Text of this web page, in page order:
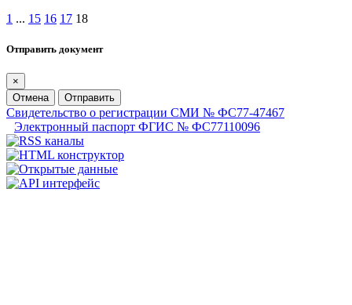
1 ... 15 16 17 18
Отправить документ
×
Отмена
Отправить
Свидетельство о регистрации СМИ № ФС77-47467
Электронный паспорт ФГИС № ФС77110096